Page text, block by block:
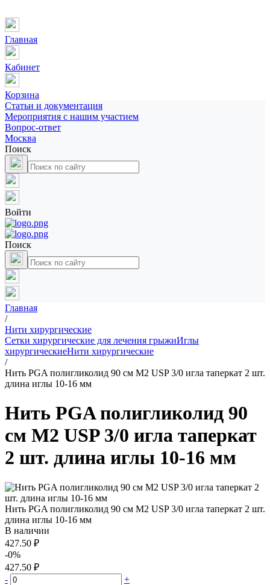
Главная
Кабинет
Корзина
Статьи и документация
Мероприятия с нашим участием
Вопрос-ответ
Москва
Поиск
Войти
Поиск
Главная
/
Нити хирургические
Сетки хирургические для лечения грыжиИглы
хирургическиеНити хирургические
/
Нить PGA полигликолид 90 см М2 USP 3/0 игла таперкат 2 шт.
длина иглы 10-16 мм
Нить PGA полигликолид 90
см М2 USP 3/0 игла таперкат
2 шт. длина иглы 10-16 мм
Нить PGA полигликолид 90 см М2 USP 3/0 игла таперкат 2 шт.
длина иглы 10-16 мм
В наличии
427.50 ₽
-0%
427.50 ₽
-
+